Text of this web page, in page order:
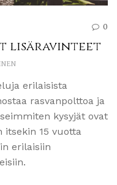
0
lisäravinteet
erilaisista
rasvanpolttoa ja
kysyjät ovat
itsekin 15 vuotta
erilaisiin